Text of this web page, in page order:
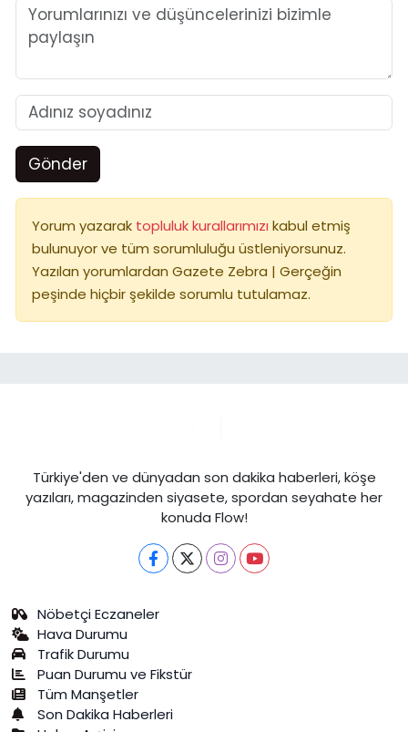
Gönder
Yorum yazarak topluluk kurallarımızı kabul etmiş
bulunuyor ve tüm sorumluluğu üstleniyorsunuz.
Yazılan yorumlardan Gazete Zebra | Gerçeğin
peşinde hiçbir şekilde sorumlu tutulamaz.
Türkiye'den ve dünyadan son dakika haberleri, köşe
yazıları, magazinden siyasete, spordan seyahate her
konuda Flow!
Nöbetçi Eczaneler
Hava Durumu
Trafik Durumu
Puan Durumu ve Fikstür
Tüm Manşetler
Son Dakika Haberleri